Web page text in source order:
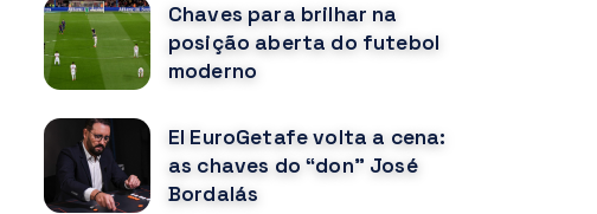
Chaves para brilhar na
posição aberta do futebol
moderno
El EuroGetafe volta a cena:
as chaves do “don” José
Bordalás